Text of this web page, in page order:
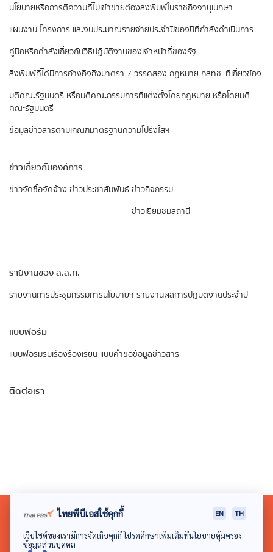
นโยบายหรือการตีความที่ไม่เข้าข่ายต้องลงพิมพ์ในราชกิจจานุเบกษา
แผนงาน โครงการ และงบประมาณรายจ่ายประจำปีของปีที่กำลังดำเนินการ
คู่มือหรือคำสั่งเกี่ยวกับวิธีปฏิบัติงานของเจ้าหน้าที่ของรัฐ
สิ่งพิมพ์ที่ได้มีการอ้างอิงถึงมาตรา 7 วรรคสอง กฎหมาย กสทช. ที่เกี่ยวข้อง
มติคณะรัฐมนตรี หรือมติคณะกรรมการที่แต่งตั้งโดยกฎหมาย หรือโดยมติ
คณะรัฐมนตรี
ข้อมูลข่าวสารตามเกณฑ์มาตรฐานความโปร่งใสฯ
ข่าวเกี่ยวกับองค์การ
ข่าวจัดซื้อจัดจ้าง ข่าวประชาสัมพันธ์ ข่าวกิจกรรม
ข่าวเยี่ยมชมสถานี
รายงานของ ส.ส.ท.
รายงานการประชุมกรรมการนโยบายฯ รายงานผลการปฏิบัติงานประจำปี
แบบฟอร์ม
แบบฟอร์มรับเรื่องร้องเรียน แบบคำขอข้อมูลข่าวสาร
ติดต่อเรา
ไทยพีบีเอสใช้คุกกี้ EN TH
เว็บไซต์ของเรามีการจัดเก็บคุกกี้ โปรดศึกษาเพิ่มเติมที่นโยบายคุ้มครอง
ข้อมูลส่วนบุคคล